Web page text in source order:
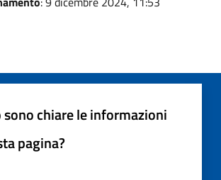
sono chiare le informazioni
pagina?